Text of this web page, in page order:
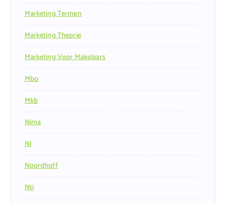
Marketing Termen
Marketing Theorie
Marketing Voor Makelaars
Mbo
Mkb
Nima
Nl
Noordhoff
Nti